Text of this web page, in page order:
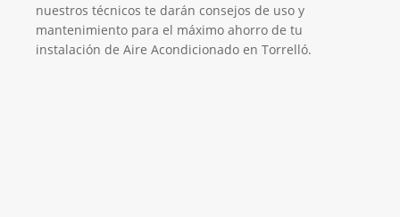
nuestros técnicos te darán consejos de uso y
mantenimiento para el máximo ahorro de tu
instalación de Aire Acondicionado en Torrelló.